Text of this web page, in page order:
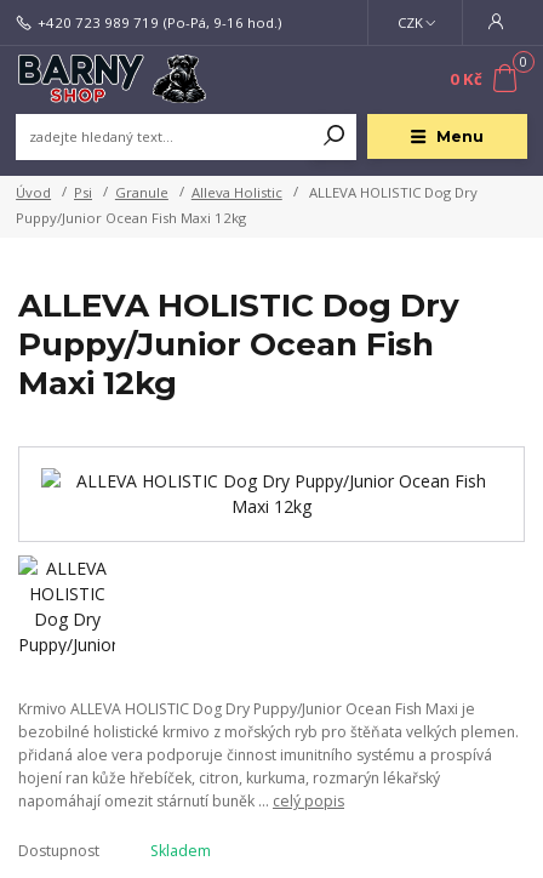
Menu
CZK
+420 723 989 719 (Po-Pá, 9-16 hod.)
0
0 Kč
Úvod Psi Granule Alleva Holistic
ALLEVA HOLISTIC Dog Dry
Puppy/Junior Ocean Fish Maxi 12kg
ALLEVA HOLISTIC Dog Dry
Puppy/Junior Ocean Fish
Maxi 12kg
Krmivo ALLEVA HOLISTIC Dog Dry Puppy/Junior Ocean Fish Maxi je
bezobilné holistické krmivo z mořských ryb pro štěňata velkých plemen.
přidaná aloe vera podporuje činnost imunitního systému a prospívá
hojení ran kůže hřebíček, citron, kurkuma, rozmarýn lékařský
napomáhají omezit stárnutí buněk ... celý popis
Dostupnost
Skladem